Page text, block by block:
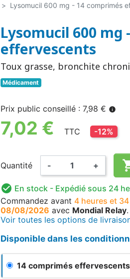
Lysomucil 600 mg - 14 comprimés
Lysomucil 600 mg
effervescents
Toux grasse, bronchite
Médicament
Prix public conseillé : 7,98 € info
7,02 € TTC -12%
Quantité - +
 En stock - Expédié sous 24
Commandez avant 4 heures et
08/08/2026 avec Mondial Relay.
Voir toutes les options de
Disponible dans les
14 comprimés effervescents